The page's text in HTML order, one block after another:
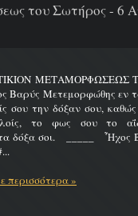
του Σωτήρος - 6
Μετεμορφώθης εν τω
σου την δόξαν σου,
το φως σου το
δόξα σοι. _____ Ἦχος
περισσότερα »